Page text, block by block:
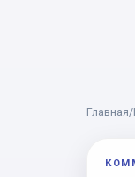
Главная/